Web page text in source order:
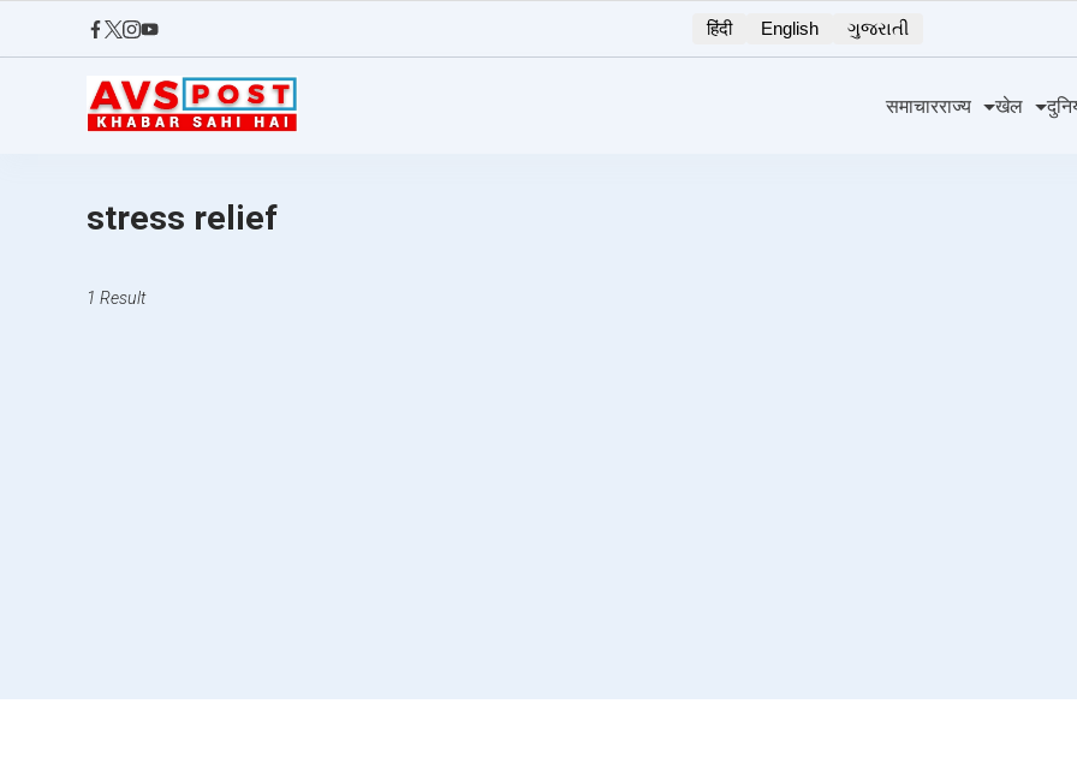
हिंदी English ગુજરાતી
समाचारराज्य खेल
stress relief
1 Result